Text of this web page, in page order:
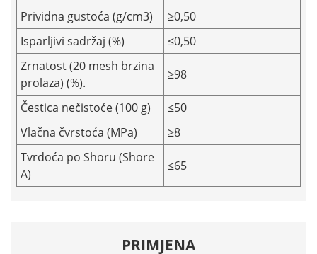
Prividna gustoća (g/cm3)
≥0,50
Isparljivi sadržaj (%)
≤0,50
Zrnatost (20 mesh brzina
prolaza) (%).
≥98
Čestica nečistoće (100 g)
≤50
Vlačna čvrstoća (MPa)
≥8
Tvrdoća po Shoru (Shore
A)
≤65
PRIMJENA